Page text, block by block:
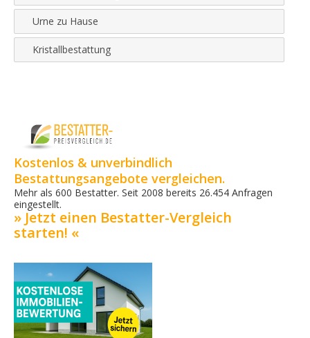
Urne zu Hause
Kristallbestattung
Kostenlos & unverbindlich
Bestattungsangebote vergleichen.
Mehr als 600 Bestatter. Seit 2008 bereits 26.454 Anfragen
eingestellt.
» Jetzt einen Bestatter-Vergleich
starten! «